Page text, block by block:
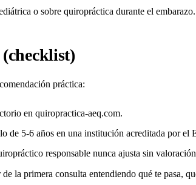
o sobre quiropráctica durante el embarazo.
práctica:
en quiropractica-aeq.com.
de 5-6 años en una institución acreditada por el
responsable nunca ajusta sin
de la primera consulta entendiendo qué te pasa,